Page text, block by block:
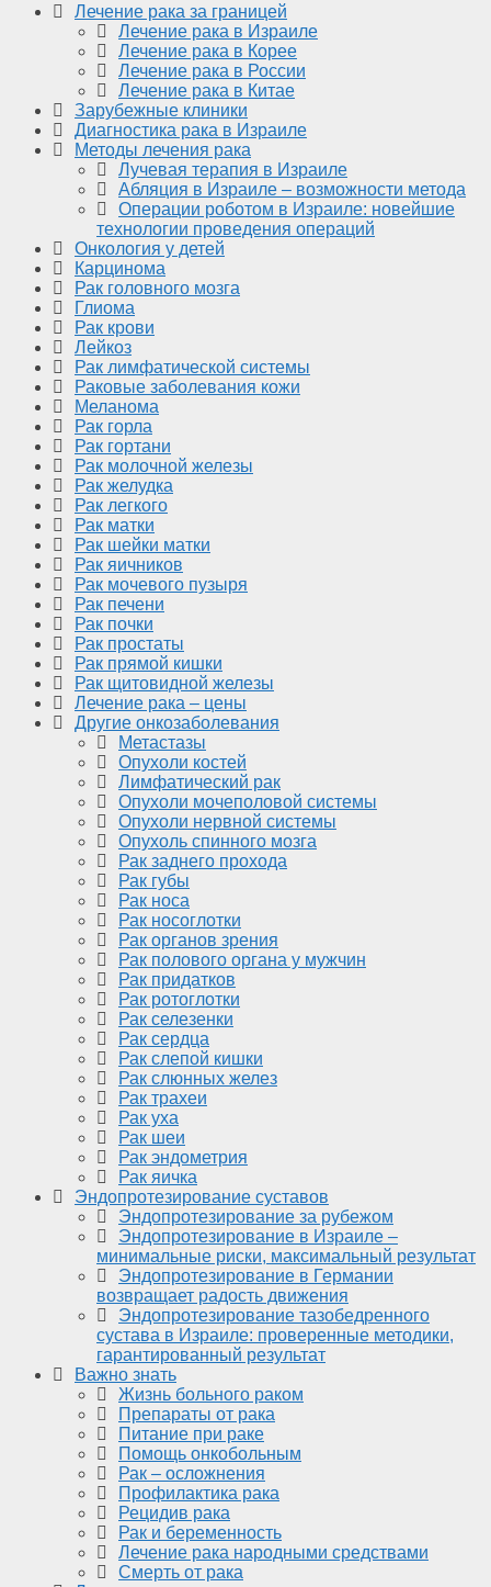
Лечение рака за границей
Лечение рака в Израиле
Лечение рака в Корее
Лечение рака в России
Лечение рака в Китае
Зарубежные клиники
Диагностика рака в Израиле
Методы лечения рака
Лучевая терапия в Израиле
Абляция в Израиле – возможности метода
Операции роботом в Израиле: новейшие
технологии проведения операций
Онкология у детей
Карцинома
Рак головного мозга
Глиома
Рак крови
Лейкоз
Рак лимфатической системы
Раковые заболевания кожи
Меланома
Рак горла
Рак гортани
Рак молочной железы
Рак желудка
Рак легкого
Рак матки
Рак шейки матки
Рак яичников
Рак мочевого пузыря
Рак печени
Рак почки
Рак простаты
Рак прямой кишки
Рак щитовидной железы
Лечение рака – цены
Другие онкозаболевания
Метастазы
Опухоли костей
Лимфатический рак
Опухоли мочеполовой системы
Опухоли нервной системы
Опухоль спинного мозга
Рак заднего прохода
Рак губы
Рак носа
Рак носоглотки
Рак органов зрения
Рак полового органа у мужчин
Рак придатков
Рак ротоглотки
Рак селезенки
Рак сердца
Рак слепой кишки
Рак слюнных желез
Рак трахеи
Рак уха
Рак шеи
Рак эндометрия
Рак яичка
Эндопротезирование суставов
Эндопротезирование за рубежом
Эндопротезирование в Израиле –
минимальные риски, максимальный результат
Эндопротезирование в Германии
возвращает радость движения
Эндопротезирование тазобедренного
сустава в Израиле: проверенные методики,
гарантированный результат
Важно знать
Жизнь больного раком
Препараты от рака
Питание при раке
Помощь онкобольным
Рак – осложнения
Профилактика рака
Рецидив рака
Рак и беременность
Лечение рака народными средствами
Смерть от рака